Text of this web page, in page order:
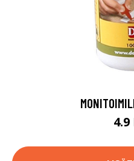
4.9